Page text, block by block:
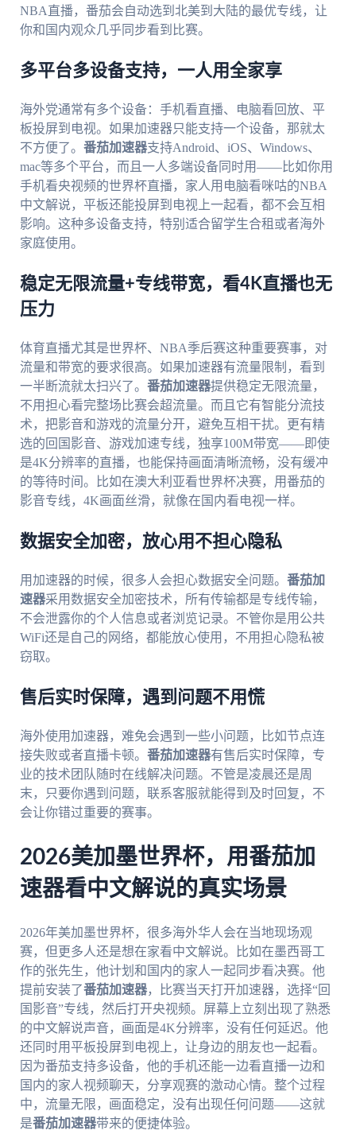
NBA直播，番茄会自动选到北美到大陆的最优专线，让
你和国内观众几乎同步看到比赛。
多平台多设备支持，一人用全家享
海外党通常有多个设备：手机看直播、电脑看回放、平
板投屏到电视。如果加速器只能支持一个设备，那就太
不方便了。 番茄加速器支持Android、iOS、Windows、
mac等多个平台，而且一人多端设备同时用——比如你用
手机看央视频的世界杯直播，家人用电脑看咪咕的NBA
中文解说，平板还能投屏到电视上一起看，都不会互相
影响。这种多设备支持，特别适合留学生合租或者海外
家庭使用。
稳定无限流量+专线带宽，看4K直播也无
压力
体育直播尤其是世界杯、NBA季后赛这种重要赛事，对
流量和带宽的要求很高。如果加速器有流量限制，看到
一半断流就太扫兴了。 番茄加速器提供稳定无限流量，
不用担心看完整场比赛会超流量。而且它有智能分流技
术，把影音和游戏的流量分开，避免互相干扰。更有精
选的回国影音、游戏加速专线，独享100M带宽——即使
是4K分辨率的直播，也能保持画面清晰流畅，没有缓冲
的等待时间。比如在澳大利亚看世界杯决赛，用番茄的
影音专线，4K画面丝滑，就像在国内看电视一样。
数据安全加密，放心用不担心隐私
用加速器的时候，很多人会担心数据安全问题。 番茄加
速器采用数据安全加密技术，所有传输都是专线传输，
不会泄露你的个人信息或者浏览记录。不管你是用公共
WiFi还是自己的网络，都能放心使用，不用担心隐私被
窃取。
售后实时保障，遇到问题不用慌
海外使用加速器，难免会遇到一些小问题，比如节点连
接失败或者直播卡顿。 番茄加速器有售后实时保障，专
业的技术团队随时在线解决问题。不管是凌晨还是周
末，只要你遇到问题，联系客服就能得到及时回复，不
会让你错过重要的赛事。
2026美加墨世界杯，用番茄加
速器看中文解说的真实场景
2026年美加墨世界杯，很多海外华人会在当地现场观
赛，但更多人还是想在家看中文解说。比如在墨西哥工
作的张先生，他计划和国内的家人一起同步看决赛。他
提前安装了番茄加速器，比赛当天打开加速器，选择“回
国影音”专线，然后打开央视频。屏幕上立刻出现了熟悉
的中文解说声音，画面是4K分辨率，没有任何延迟。他
还同时用平板投屏到电视上，让身边的朋友也一起看。
因为番茄支持多设备，他的手机还能一边看直播一边和
国内的家人视频聊天，分享观赛的激动心情。整个过程
中，流量无限，画面稳定，没有出现任何问题——这就
是番茄加速器带来的便捷体验。